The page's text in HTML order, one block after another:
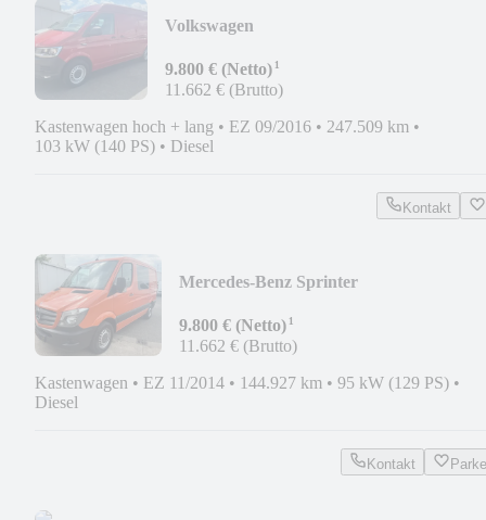
Volkswagen
9.800 € (Netto)¹
11.662 € (Brutto)
Kastenwagen hoch + lang • EZ 09/2016 • 247.509 km •
103 kW (140 PS) • Diesel
Kontakt
Mercedes-Benz Sprinter
Sitzer
9.800 € (Netto)¹
11.662 € (Brutto)
Kastenwagen • EZ 11/2014 • 144.927 km • 95 kW (129 PS) •
Diesel
Kontakt